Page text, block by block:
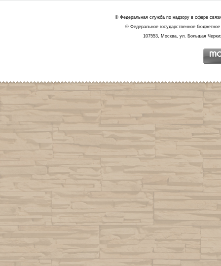
© Федеральная служба по надзору в сфере
© Федеральное государственное
107553, Москва, ул. Большая